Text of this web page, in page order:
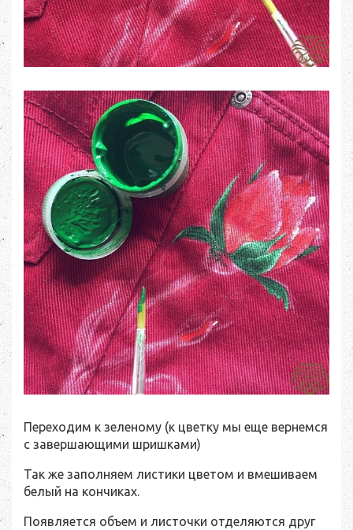
Переходим к зеленому (к цветку мы еще вернемся
с завершающими шришками)
Так же заполняем листики цветом и вмешиваем
белый на кончиках.
Появляется объем и листочки отделяются друг